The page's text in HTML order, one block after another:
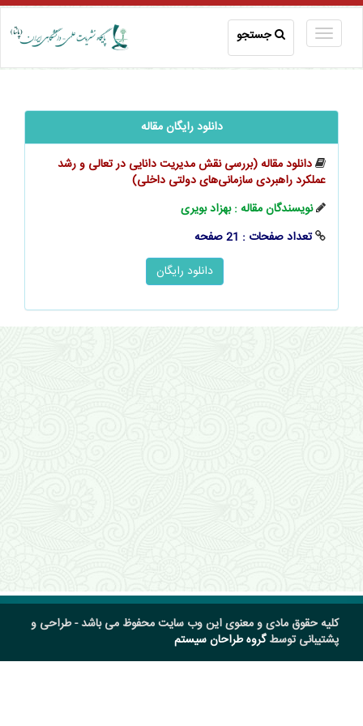
جستجو
دانلود رایگان مقاله
دانلود مقاله (بررسی نقش مدیریت دانایی در تعالی و رشد
عملکرد راهبردی سازمانی‌های دولتی داخلی)
نویسندگان مقاله : بهزاد بویری
تعداد صفحات : 21 صفحه
کلیه حقوق مادی و معنوی این وب سایت محفوظ می باشد - طراحی و
پشتیبانی توسطگروه طراحان سیستم